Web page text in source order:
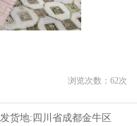
浏览次数： 62次
发货地:四川省成都金牛区